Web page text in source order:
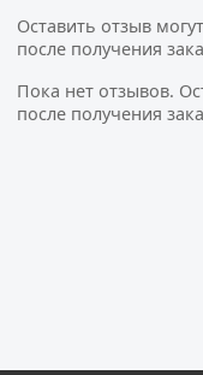
Оставить отзыв
после получения
Пока нет отзывов.
после получения